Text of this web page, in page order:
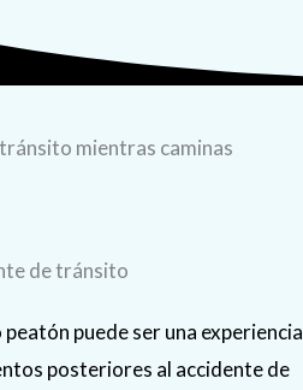
mientras caminas
puede ser una experiencia
posteriores al accidente de